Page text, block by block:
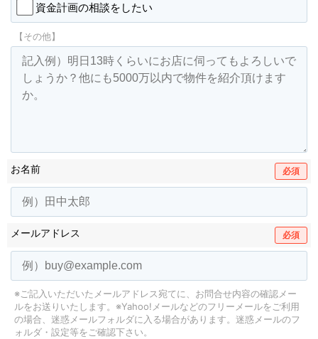
資金計画の相談をしたい
【その他】
お名前 必須
メールアドレス 必須
※ご記入いただいたメールアドレス宛てに、お問合せ内容の確認メー
ルをお送りいたします。 ※Yahoo!メールなどのフリーメールをご利用
の場合、迷惑メールフォルダに入る場合があります。 迷惑メールのフ
ォルダ・設定等をご確認下さい。